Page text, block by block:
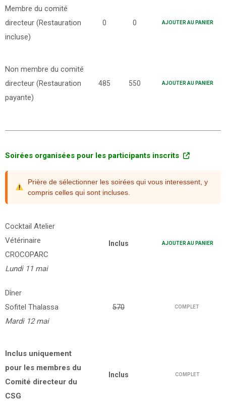
Membre du comité
directeur (Restauration
incluse)
0 0 AJOUTER AU PANIER
Non membre du comité
directeur (Restauration
payante)
485 550 AJOUTER AU PANIER
Soirées organisées pour les participants inscrits
Prière de sélectionner les soirées qui vous interessent, y
compris celles qui sont incluses.
Cocktail Atelier
Vétérinaire
CROCOPARC
Lundi 11 mai
Inclus AJOUTER AU PANIER
Dîner
Sofitel Thalassa
Mardi 12 mai
570 COMPLET
Inclus uniquement
pour les membres du
Comité directeur du
CSG
Inclus COMPLET